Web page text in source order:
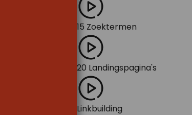
15 Zoektermen
20 Landingspagina's
Linkbuilding